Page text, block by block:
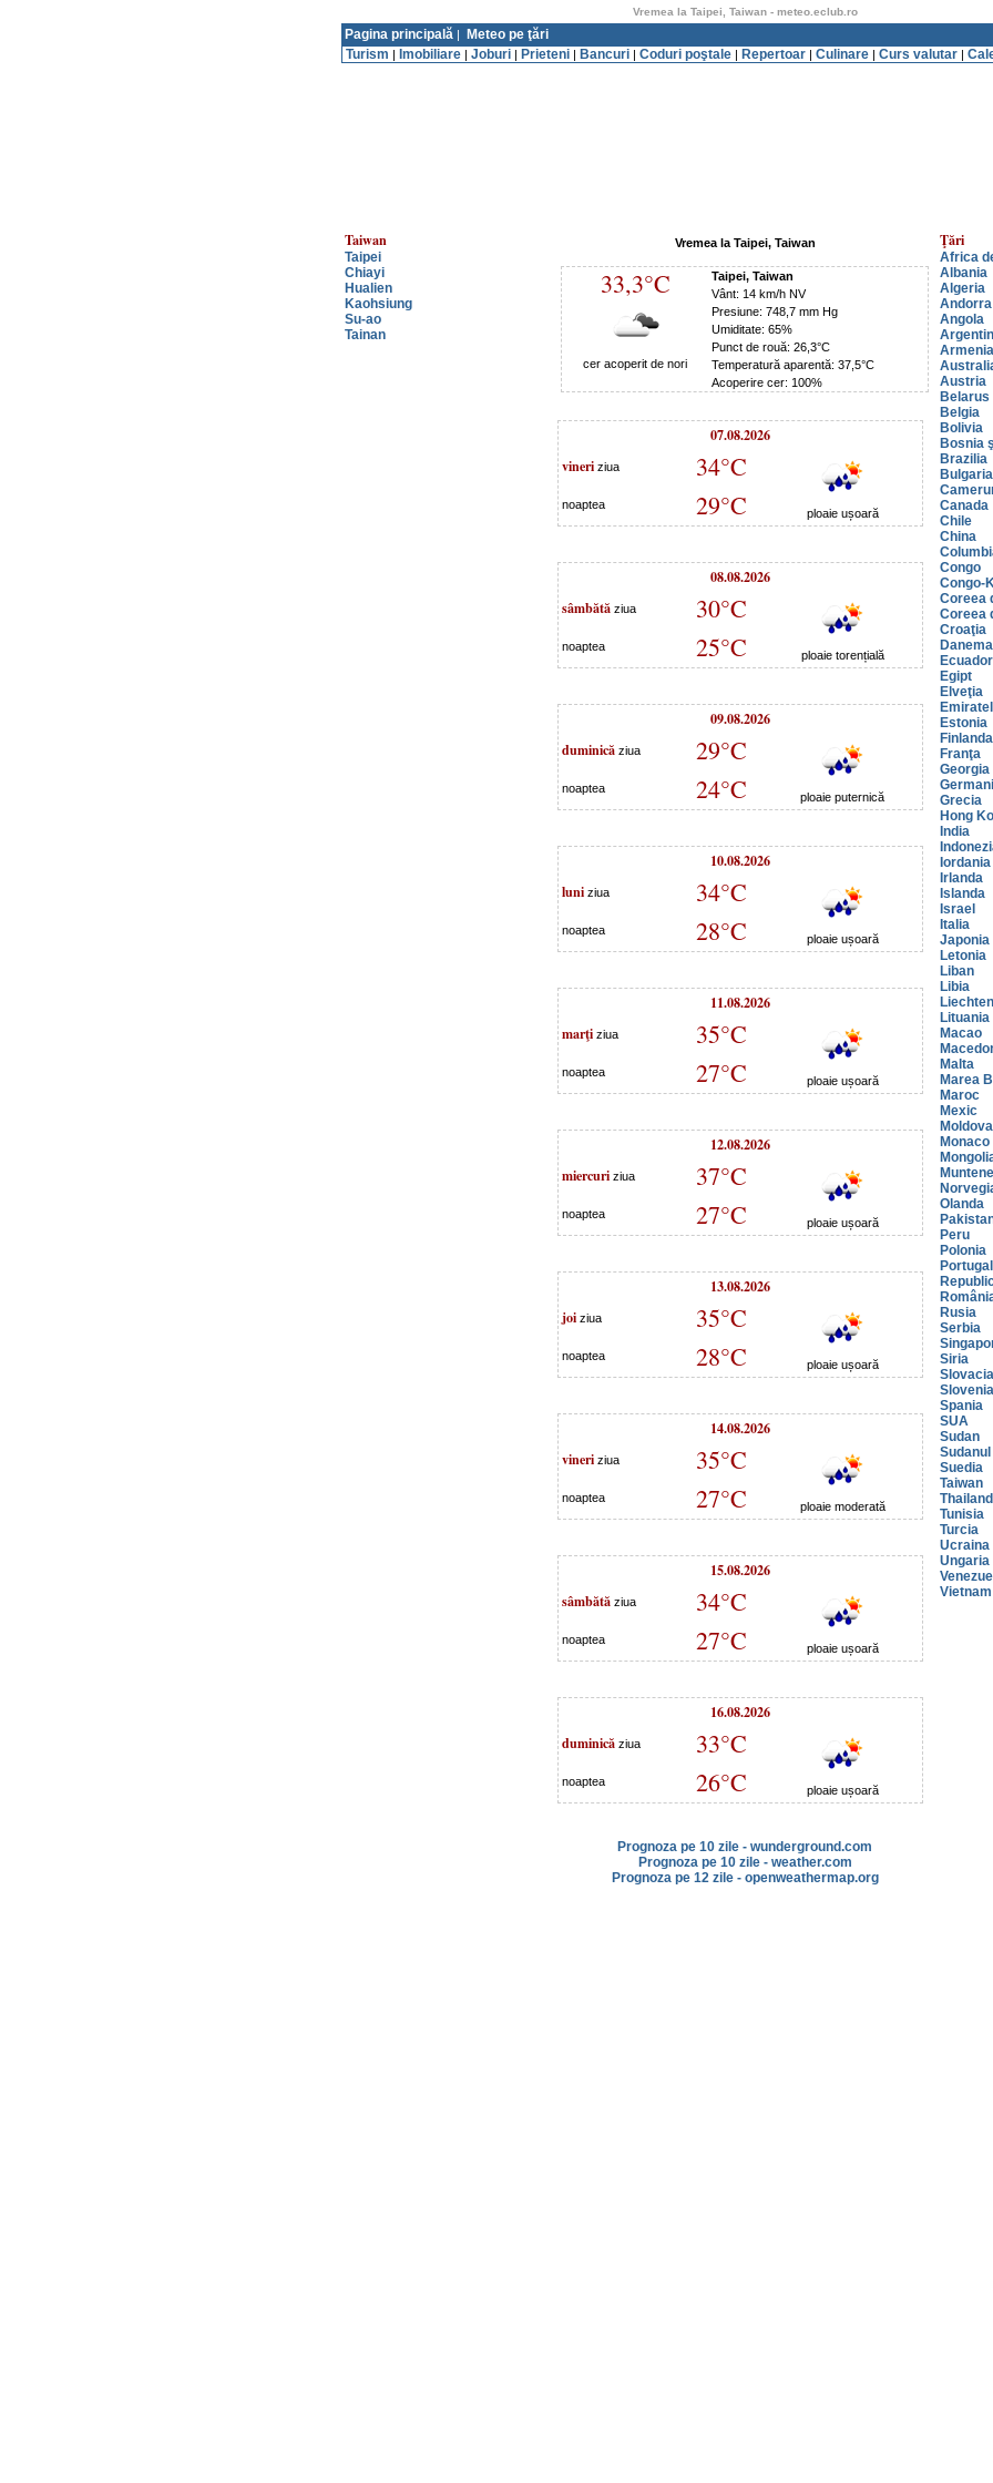
Vremea la Taipei, Taiwan - meteo.eclub.ro
Pagina principală |
Meteo pe ţări
Turism | Imobiliare | Joburi | Prieteni | Bancuri | Coduri poştale | Repertoar | Culinare | Curs valutar |
Taiwan
Taipei
Chiayi
Hualien
Kaohsiung
Su-ao
Tainan
Vremea la Taipei, Taiwan
33,3°C
cer acoperit de nori
Taipei, Taiwan
Vânt: 14 km/h NV
Presiune: 748,7 mm Hg
Umiditate: 65%
Punct de rouă: 26,3°C
Temperatură aparentă: 37,5°C
Acoperire cer: 100%
07.08.2026
vineri ziua 34°C
ploaie ușoară
noaptea 29°C
08.08.2026
sâmbătă ziua 30°C
ploaie torențială
noaptea 25°C
09.08.2026
duminică ziua 29°C
ploaie puternică
noaptea 24°C
10.08.2026
luni ziua 34°C
ploaie ușoară
noaptea 28°C
11.08.2026
marţi ziua 35°C
ploaie ușoară
noaptea 27°C
12.08.2026
miercuri ziua 37°C
ploaie ușoară
noaptea 27°C
13.08.2026
joi ziua 35°C
ploaie ușoară
noaptea 28°C
14.08.2026
vineri ziua 35°C
ploaie moderată
noaptea 27°C
15.08.2026
sâmbătă ziua 34°C
ploaie ușoară
noaptea 27°C
16.08.2026
duminică ziua 33°C
ploaie ușoară
noaptea 26°C
Prognoza pe 10 zile - wunderground.com
Prognoza pe 10 zile - weather.com
Prognoza pe 12 zile - openweathermap.org
Ţări
Africa
Albania
Algeria
Andorra
Angola
Armenia
Austria
Belarus
Belgia
Bolivia
Bosnia
Brazilia
Bulgaria
Canada
Chile
China
Congo
Congo-
Coreea
Coreea
Croaţia
Ecuador
Egipt
Elveţia
Estonia
Finlanda
Franţa
Georgia
Grecia
Hong
India
Iordania
Irlanda
Islanda
Israel
Italia
Japonia
Letonia
Liban
Libia
Lituania
Macao
Malta
Marea
Maroc
Mexic
Moldova
Monaco
Olanda
Peru
Polonia
Rusia
Serbia
Siria
Slovacia
Slovenia
Spania
SUA
Sudan
Sudanul
Suedia
Taiwan
Tunisia
Turcia
Ucraina
Ungaria
Vietnam